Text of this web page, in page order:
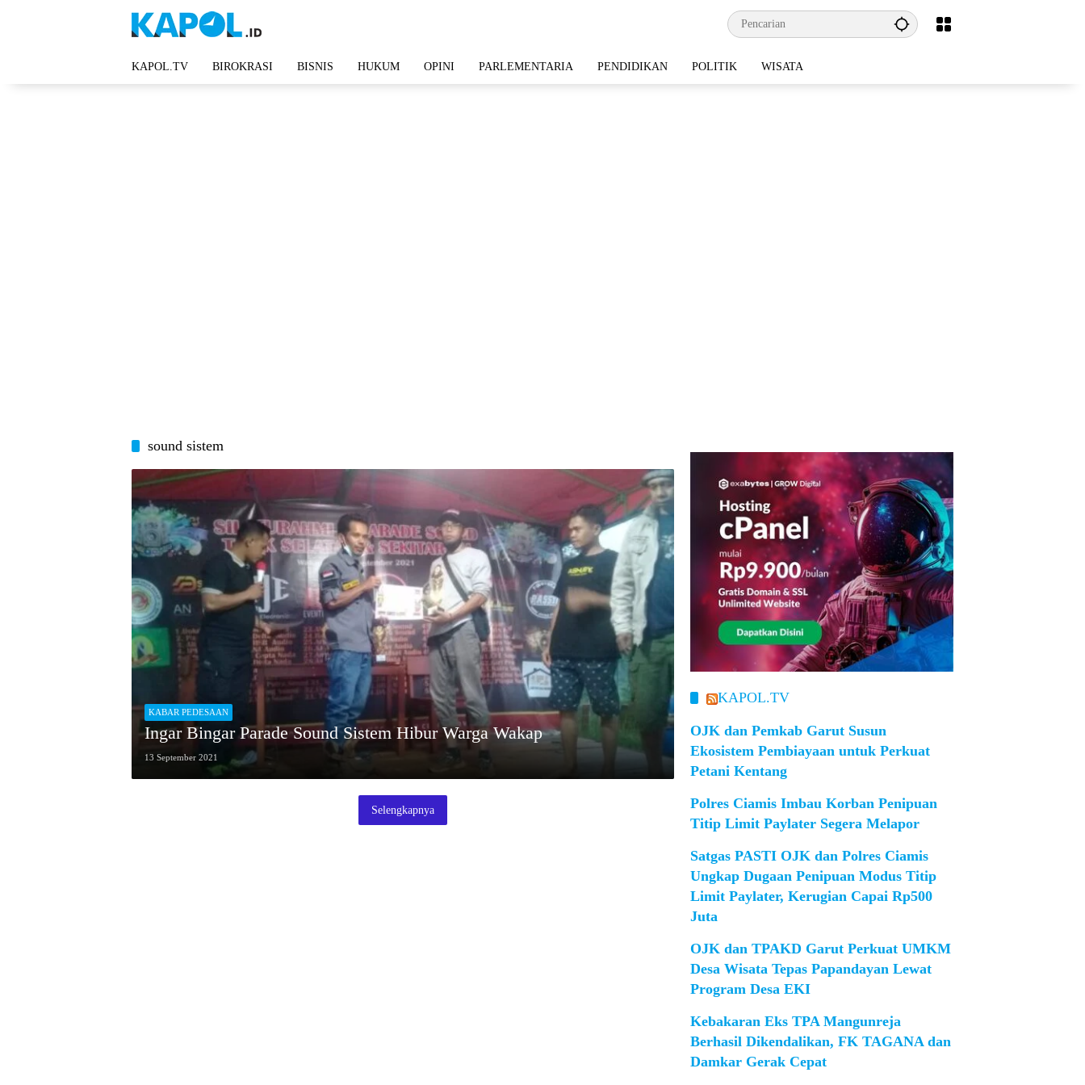
KAPOL.TV BIROKRASI BISNIS HUKUM OPINI PARLEMENTARIA PENDIDIKAN POLITIK WISATA
sound sistem
KABAR PEDESAAN
Ingar Bingar Parade Sound Sistem Hibur Warga Wakap
13 September 2021
Selengkapnya
KAPOL.TV
OJK dan Pemkab Garut Susun
Ekosistem Pembiayaan untuk Perkuat
Petani Kentang
Polres Ciamis Imbau Korban Penipuan
Titip Limit Paylater Segera Melapor
Satgas PASTI OJK dan Polres Ciamis
Ungkap Dugaan Penipuan Modus Titip
Limit Paylater, Kerugian Capai Rp500
Juta
OJK dan TPAKD Garut Perkuat UMKM
Desa Wisata Tepas Papandayan Lewat
Program Desa EKI
Kebakaran Eks TPA Mangunreja
Berhasil Dikendalikan, FK TAGANA dan
Damkar Gerak Cepat